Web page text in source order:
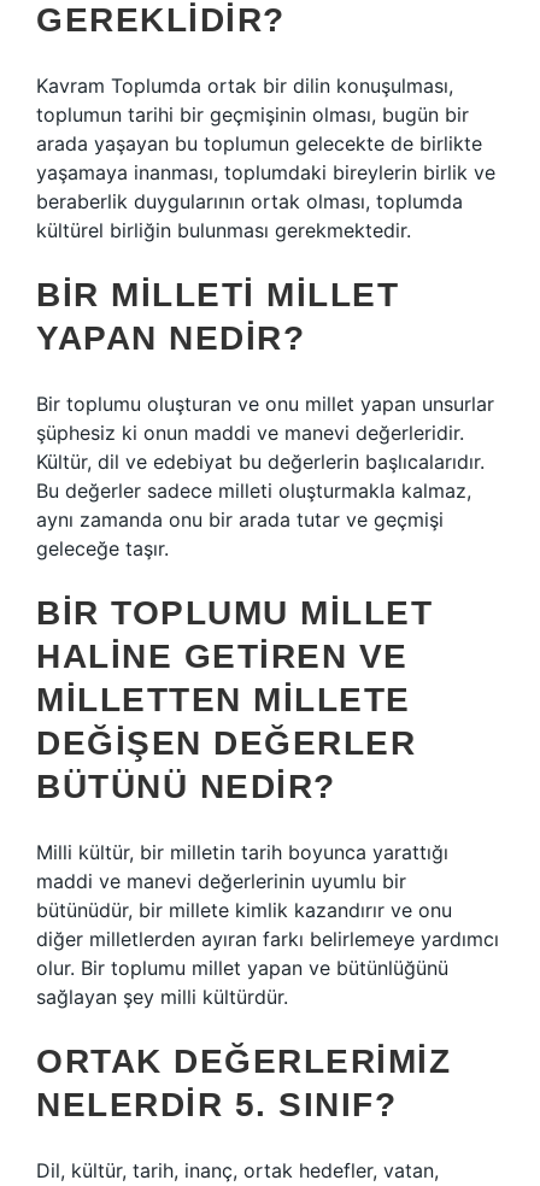
GEREKLIDIR?
Kavram Toplumda ortak bir dilin konuşulması,
toplumun tarihi bir geçmişinin olması, bugün bir
arada yaşayan bu toplumun gelecekte de birlikte
yaşamaya inanması, toplumdaki bireylerin birlik ve
beraberlik duygularının ortak olması, toplumda
kültürel birliğin bulunması gerekmektedir.
BIR MILLETI MILLET
YAPAN NEDIR?
Bir toplumu oluşturan ve onu millet yapan unsurlar
şüphesiz ki onun maddi ve manevi değerleridir.
Kültür, dil ve edebiyat bu değerlerin başlıcalarıdır.
Bu değerler sadece milleti oluşturmakla kalmaz,
aynı zamanda onu bir arada tutar ve geçmişi
geleceğe taşır.
BIR TOPLUMU MILLET
HALINE GETIREN VE
MILLETTEN MILLETE
DEĞIŞEN DEĞERLER
BÜTÜNÜ NEDIR?
Milli kültür, bir milletin tarih boyunca yarattığı
maddi ve manevi değerlerinin uyumlu bir
bütünüdür, bir millete kimlik kazandırır ve onu
diğer milletlerden ayıran farkı belirlemeye yardımcı
olur. Bir toplumu millet yapan ve bütünlüğünü
sağlayan şey milli kültürdür.
ORTAK DEĞERLERIMIZ
NELERDIR 5. SINIF?
Dil, kültür, tarih, inanç, ortak hedefler, vatan,